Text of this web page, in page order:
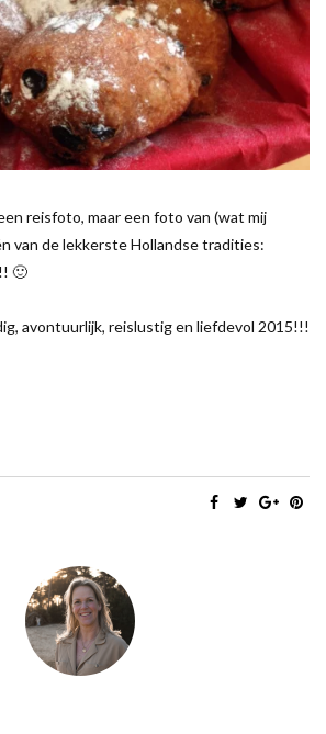
reisfoto, maar een foto van (wat mij
van de lekkerste Hollandse tradities:
🙂
avontuurlijk, reislustig en liefdevol 2015!!!